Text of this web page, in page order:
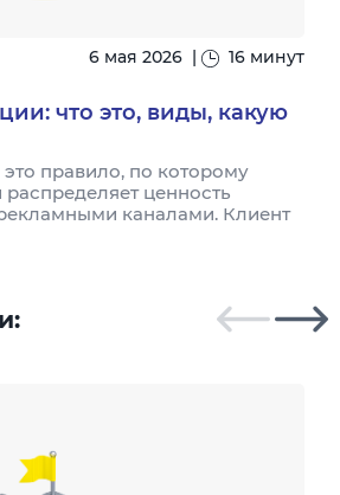
6 мая 2026 | 16 минут
что это, виды, какую
правило, по которому
ценность
каналами. Клиент